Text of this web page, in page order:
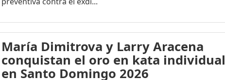
María Dimitrova y Larry Aracena
conquistan el oro en kata individual
en Santo Domingo 2026